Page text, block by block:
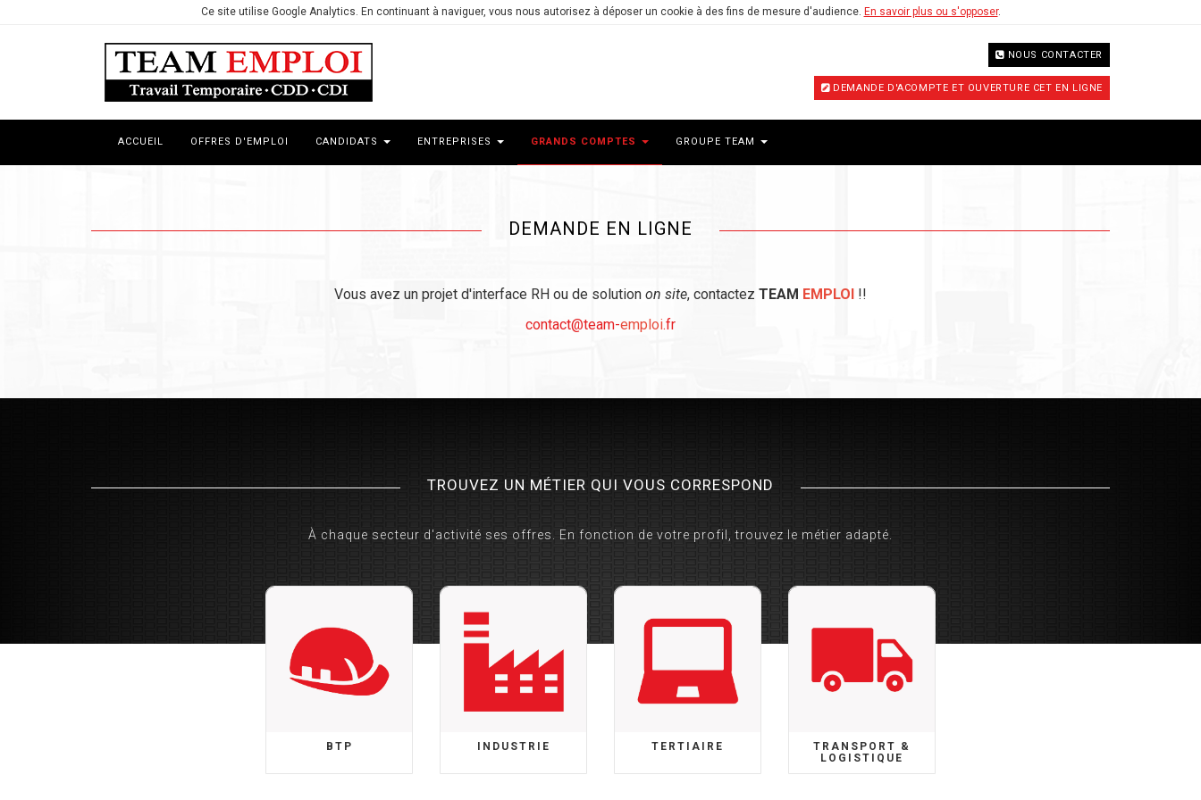
Ce site utilise Google Analytics. En continuant à naviguer, vous nous autorisez à déposer un cookie à des fins de mesure d'audience. En savoir plus ou s'opposer.
NOUS CONTACTER
DEMANDE D'ACOMPTE ET OUVERTURE CET EN LIGNE
ACCUEIL OFFRES D'EMPLOI CANDIDATS ENTREPRISES GRANDS COMPTES GROUPE TEAM
DEMANDE EN LIGNE
Vous avez un projet d'interface RH ou de solution on site, contactez TEAM EMPLOI !!
contact@team-emploi.fr
TROUVEZ UN MÉTIER QUI VOUS CORRESPOND
À chaque secteur d'activité ses offres. En fonction de votre profil, trouvez le métier adapté.
BTP INDUSTRIE TERTIAIRE
TRANSPORT &
LOGISTIQUE